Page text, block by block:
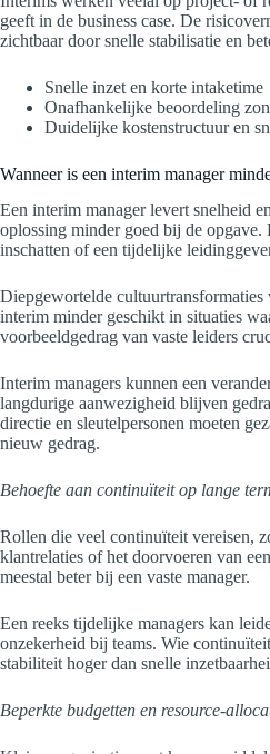
geeft in de business case. De
zichtbaar door snelle stabilisatie en
Snelle inzet en korte intaketime
Onafhankelijke beoordeling
Duidelijke kostenstructuur en
Wanneer is een interim manager
Een interim manager levert snelheid
oplossing minder goed bij de
inschatten of een tijdelijke
Diepgewortelde
interim minder geschikt in situaties
voorbeeldgedrag van vaste leiders
Interim managers kunnen een
langdurige aanwezigheid blijven
directie en sleutelpersonen moeten
nieuw gedrag.
Behoefte aan continuïteit op lange
Rollen die veel continuïteit vereisen,
klantrelaties of het doorvoeren van
meestal beter bij een vaste manager.
Een reeks tijdelijke managers kan
onzekerheid bij teams. Wie
stabiliteit hoger dan snelle
Beperkte budgetten en resource-